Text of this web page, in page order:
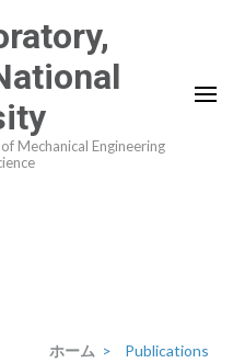
Mechanical Engineering
ホーム > Publications